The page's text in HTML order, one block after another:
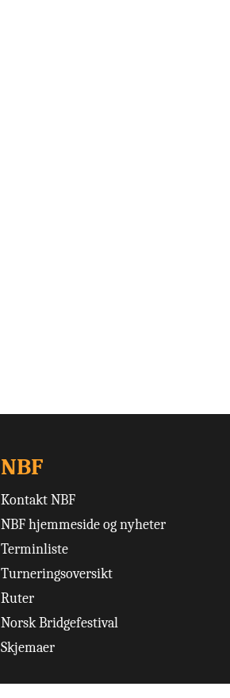
NBF
Kontakt NBF
NBF hjemmeside og nyheter
Terminliste
Turneringsoversikt
Ruter
Norsk Bridgefestival
Skjemaer